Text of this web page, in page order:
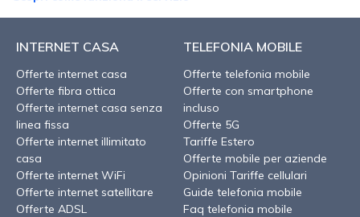
INTERNET CASA
Offerte internet casa
Offerte fibra ottica
Offerte internet casa senza
linea fissa
Offerte internet illimitato
casa
Offerte internet WiFi
Offerte internet satellitare
Offerte ADSL
TELEFONIA MOBILE
Offerte telefonia mobile
Offerte con smartphone
incluso
Offerte 5G
Tariffe Estero
Offerte mobile per aziende
Opinioni Tariffe cellulari
Guide telefonia mobile
Faq telefonia mobile